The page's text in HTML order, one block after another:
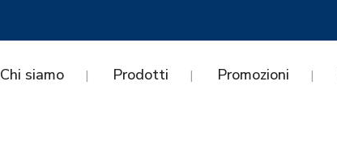
Chi siamo Prodotti Promozioni